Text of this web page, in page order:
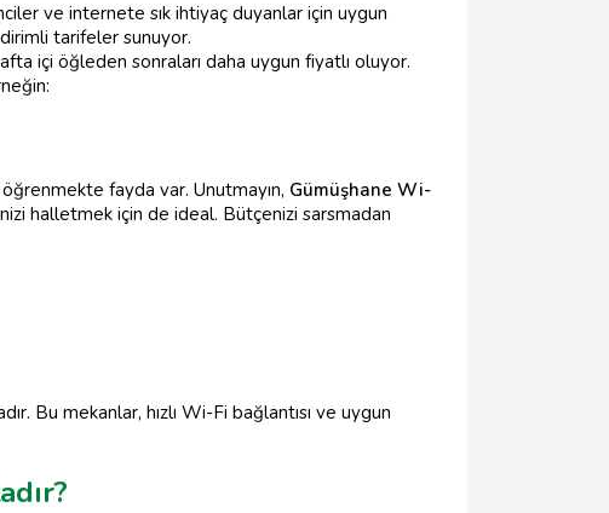
ve internete sık ihtiyaç duyanlar için uygun
tarifeler sunuyor.
içi öğleden sonraları daha uygun fiyatlı oluyor.
fayda var. Unutmayın, Gümüşhane Wi-
halletmek için de ideal. Bütçenizi sarsmadan
Bu mekanlar, hızlı Wi-Fi bağlantısı ve uygun